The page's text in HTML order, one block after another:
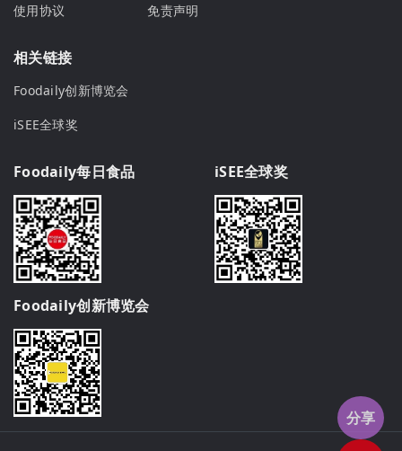
分享
使用协议
免责声明
相关链接
Foodaily创新博览会
iSEE全球奖
Foodaily每日食品 iSEE全球奖
Foodaily创新博览会